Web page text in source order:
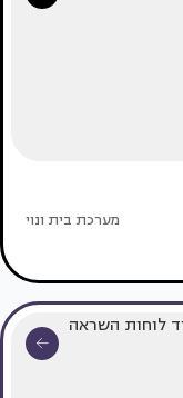
מערכת בית ונוי